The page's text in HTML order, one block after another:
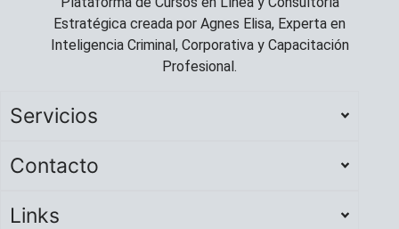
Estratégica creada por Agnes Elisa, Experta en
Inteligencia Criminal, Corporativa y Capacitación
Profesional.
Servicios
Contacto
Links